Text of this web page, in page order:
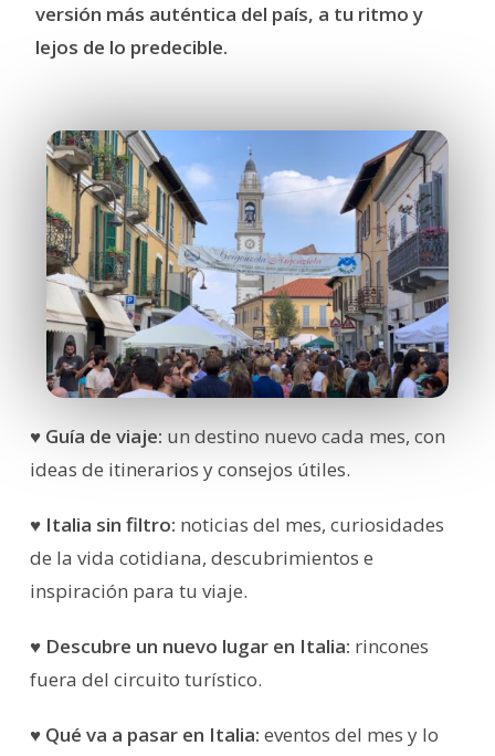
versión más auténtica del país, a tu ritmo y
lejos de lo predecible.
♥ Guía de viaje: un destino nuevo cada mes, con
ideas de itinerarios y consejos útiles.
♥ Italia sin filtro: noticias del mes, curiosidades
de la vida cotidiana, descubrimientos e
inspiración para tu viaje.
♥ Descubre un nuevo lugar en Italia: rincones
fuera del circuito turístico.
♥ Qué va a pasar en Italia: eventos del mes y lo